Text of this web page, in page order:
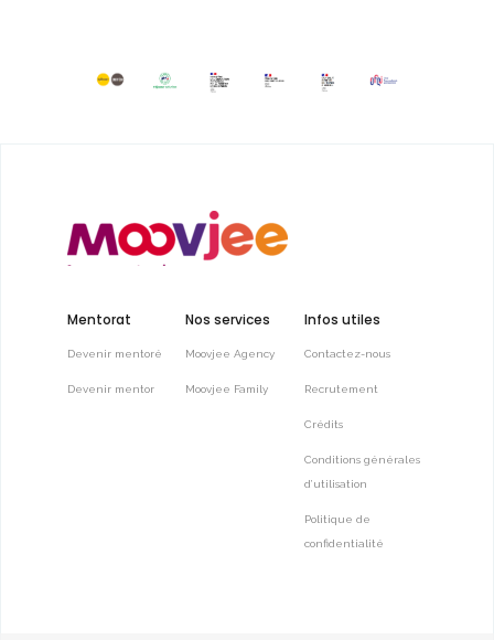
Mentorat
Devenir mentoré
Devenir mentor
Nos services
Moovjee Agency
Moovjee Family
Infos utiles
Contactez-nous
Recrutement
Crédits
Conditions générales
d’utilisation
Politique de
confidentialité